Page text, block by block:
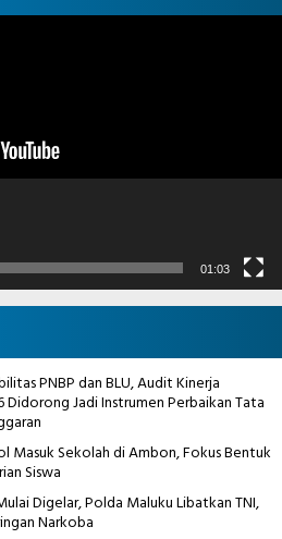
01:03
PNBP dan BLU, Audit Kinerja
Didorong Jadi Instrumen Perbaikan Tata
Masuk Sekolah di Ambon, Fokus Bentuk
Siswa
Digelar, Polda Maluku Libatkan TNI,
Narkoba